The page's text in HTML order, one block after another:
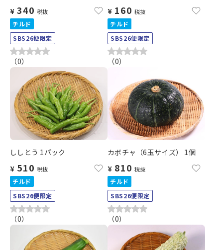
¥ 340 税抜
チルド
SBS26便限定
（0）
¥ 160 税抜
チルド
SBS26便限定
（0）
ししとう 1パック
¥ 510 税抜
チルド
SBS26便限定
（0）
カボチャ（6玉サイズ） 1個
¥ 810 税抜
チルド
SBS26便限定
（0）